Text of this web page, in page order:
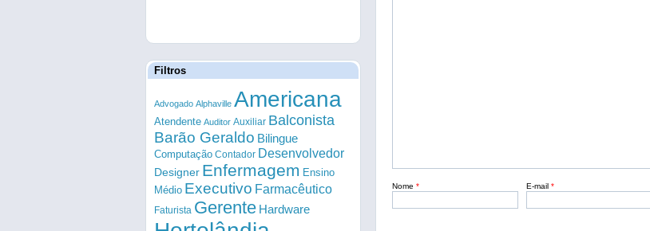
Nome * E-mail *
Filtros
Advogado Alphaville Americana
Atendente Auditor Auxiliar Balconista
Barão Geraldo Bilingue
Computação Contador Desenvolvedor
Designer Enfermagem Ensino
Médio Executivo Farmacêutico
Faturista Gerente Hardware